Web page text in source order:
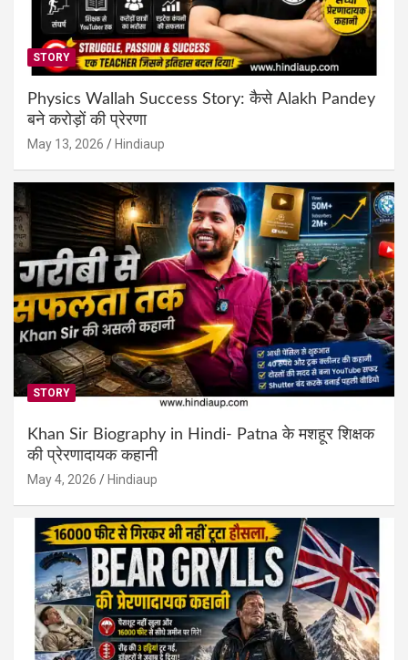
STORY
Physics Wallah Success Story: कैसे Alakh Pandey
बने करोड़ों की प्रेरणा
May 13, 2026 Hindiaup
STORY
Khan Sir Biography in Hindi- Patna के मशहूर शिक्षक
की प्रेरणादायक कहानी
May 4, 2026 Hindiaup